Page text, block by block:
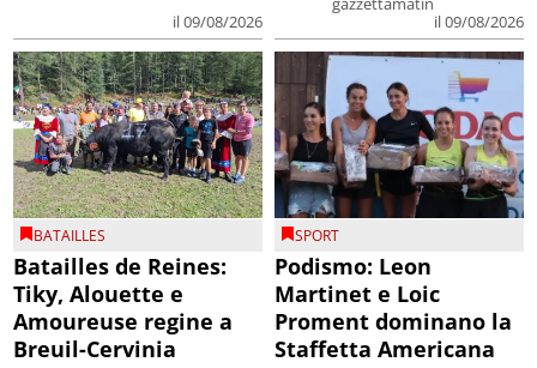
il 09/08/2026
il 09/08/2026
BATAILLES
Batailles de Reines:
Tiky, Alouette e
Amoureuse regine a
Breuil-Cervinia
SPORT
Podismo: Leon
Martinet e Loic
Proment dominano la
Staffetta Americana